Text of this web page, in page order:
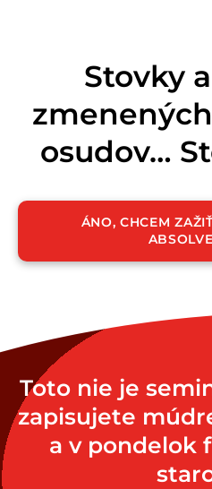
Stovky
osudov…
ÁNO, CHCEM
Toto nie je
zapisujete
a v pondelok